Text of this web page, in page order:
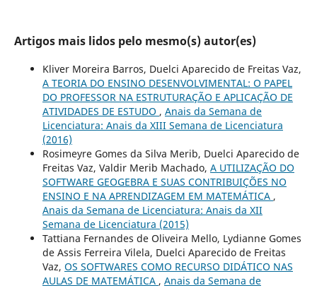
Artigos mais lidos pelo mesmo(s) autor(es)
Kliver Moreira Barros, Duelci Aparecido de Freitas Vaz,
A TEORIA DO ENSINO DESENVOLVIMENTAL: O PAPEL
DO PROFESSOR NA ESTRUTURAÇÃO E APLICAÇÃO DE
ATIVIDADES DE ESTUDO , Anais da Semana de
Licenciatura: Anais da XIII Semana de Licenciatura
(2016)
Rosimeyre Gomes da Silva Merib, Duelci Aparecido de
Freitas Vaz, Valdir Merib Machado, A UTILIZAÇÃO DO
SOFTWARE GEOGEBRA E SUAS CONTRIBUIÇÕES NO
ENSINO E NA APRENDIZAGEM EM MATEMÁTICA ,
Anais da Semana de Licenciatura: Anais da XII
Semana de Licenciatura (2015)
Tattiana Fernandes de Oliveira Mello, Lydianne Gomes
de Assis Ferreira Vilela, Duelci Aparecido de Freitas
Vaz, OS SOFTWARES COMO RECURSO DIDÁTICO NAS
AULAS DE MATEMÁTICA , Anais da Semana de